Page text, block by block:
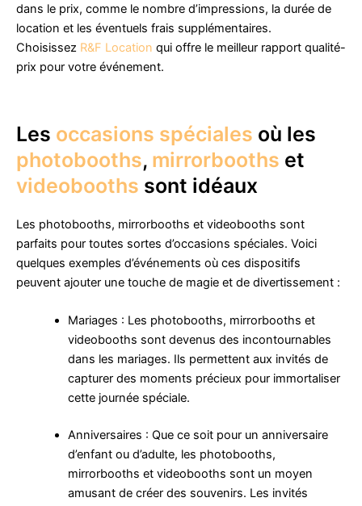
dans le prix, comme le nombre d’impressions, la durée de
location et les éventuels frais supplémentaires.
Choisissez R&F Location qui offre le meilleur rapport qualité-
prix pour votre événement.
Les occasions spéciales où les
photobooths, mirrorbooths et
videobooths sont idéaux
Les photobooths, mirrorbooths et videobooths sont
parfaits pour toutes sortes d’occasions spéciales. Voici
quelques exemples d’événements où ces dispositifs
peuvent ajouter une touche de magie et de divertissement :
Mariages : Les photobooths, mirrorbooths et
videobooths sont devenus des incontournables
dans les mariages. Ils permettent aux invités de
capturer des moments précieux pour immortaliser
cette journée spéciale.
Anniversaires : Que ce soit pour un anniversaire
d’enfant ou d’adulte, les photobooths,
mirrorbooths et videobooths sont un moyen
amusant de créer des souvenirs. Les invités